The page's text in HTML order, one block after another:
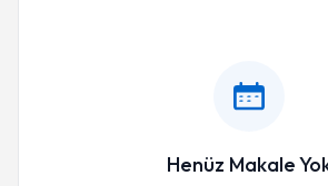
Henüz Makale